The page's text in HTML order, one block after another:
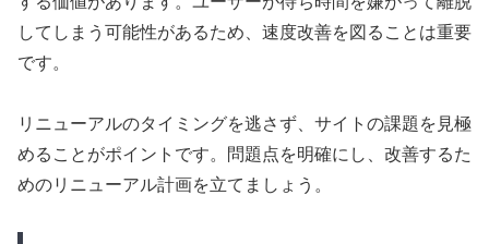
してしまう可能性があるため、速度改善を図ることは重要
です。
リニューアルのタイミングを逃さず、サイトの課題を見極
めることがポイントです。問題点を明確にし、改善するた
めのリニューアル計画を立てましょう。